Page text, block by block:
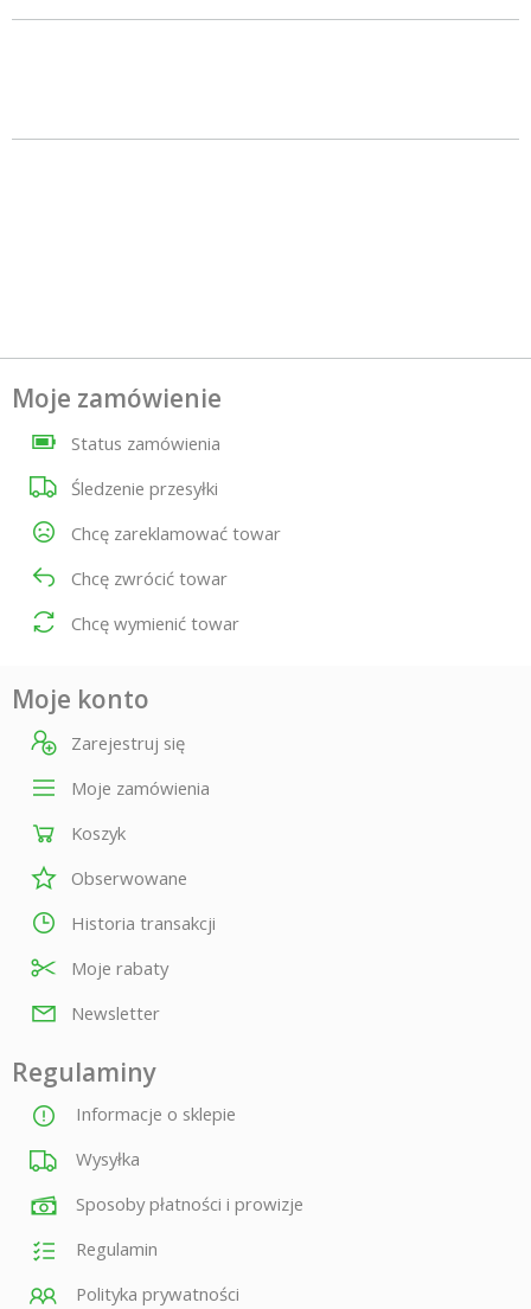
Moje zamówienie
Status zamówienia
Śledzenie przesyłki
Chcę zareklamować towar
Chcę zwrócić towar
Chcę wymienić towar
Moje konto
Zarejestruj się
Moje zamówienia
Koszyk
Obserwowane
Historia transakcji
Moje rabaty
Newsletter
Regulaminy
Informacje o sklepie
Wysyłka
Sposoby płatności i prowizje
Regulamin
Polityka prywatności